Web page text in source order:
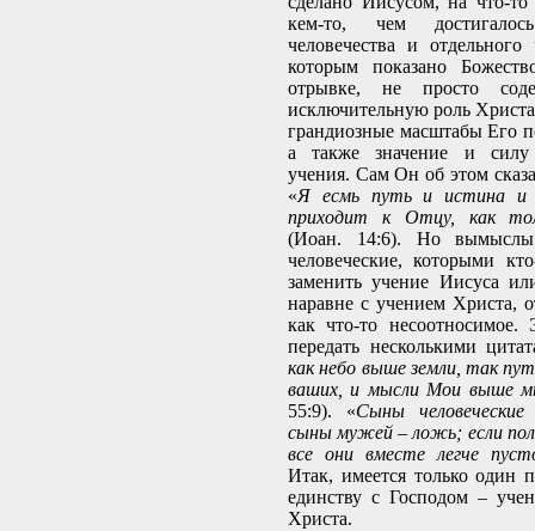
кем-то, чем
человечества и
которым показано
отрывке, не просто
исключительную роль
грандиозные масштабы Его
а также значение и
учения. Сам Он об этом
«Я есмь путь и истина и
приходит к Отцу, как
(Иоан. 14:6). Но
человеческие, которыми
заменить учение Иисуса
наравне с учением Христа,
как что-то
передать несколькими
как небо выше земли, так
ваших, и мысли Мои выше
55:9). «Сыны
сыны мужей – ложь; если
все они вместе легче
Итак, имеется только один
единству с Господом –
Христа.